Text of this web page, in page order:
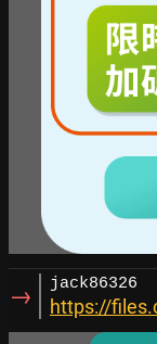
→ jack86326
https://